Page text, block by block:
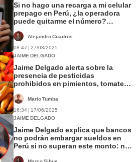
Si no hago una recarga a mi celular
prepago en Perú, ¿la operadora
puede quitarme el número?
Alejandro Cuadros
08:47 | 27/08/2025
JAIME DELGADO
Jaime Delgado alerta sobre la
presencia de pesticidas
prohibidos en pimientos, tomates
supermercados de Miraflores, La
Molina y San Borja
Mario Tumba
16:34 | 17/06/2025
JAIME DELGADO
Jaime Delgado explica que bancos
no podrán embargar sueldos en
Perú si no superan este monto: no